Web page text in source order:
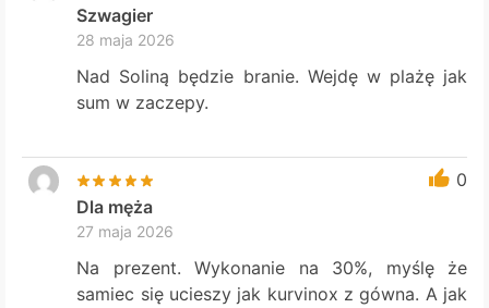
Szwagier
28 maja 2026
Nad Soliną będzie branie. Wejdę w plażę jak
sum w zaczepy.
0
Dla męża
27 maja 2026
Na prezent. Wykonanie na 30%, myślę że
samiec się ucieszy jak kurvinox z gówna. A jak